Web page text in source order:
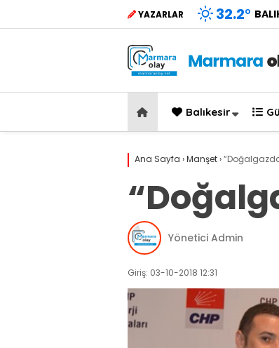
YAZARLAR 32.2°
Balıkesir
Ana Sayfa ›Manşet›“Doğalgazda
Yönetici Admin
Giriş: 03-10-2018 12:31